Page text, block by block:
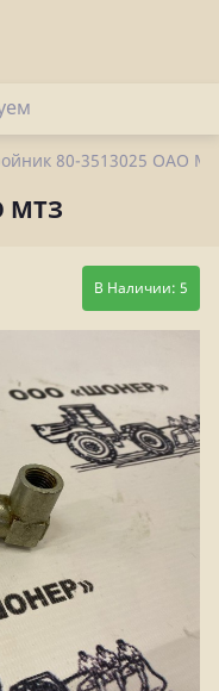
80-3513025 ОАО
МТЗ
В Наличии: 5